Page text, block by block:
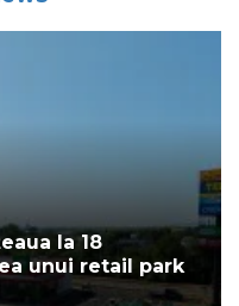
la 18
unui retail park